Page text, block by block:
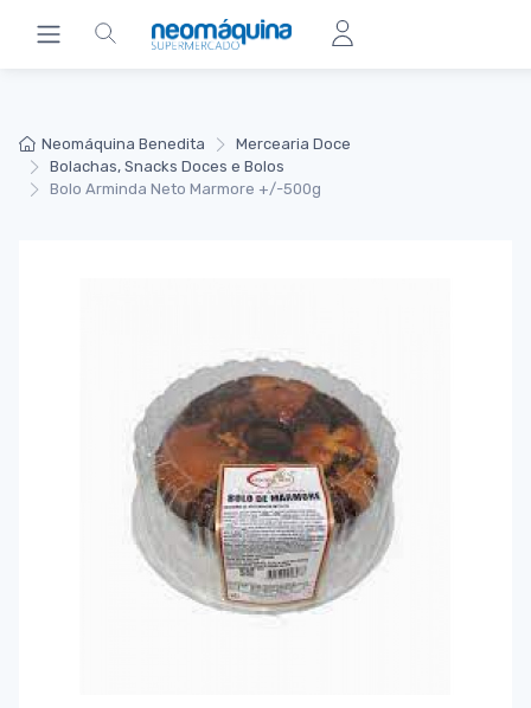
Neomáquina Benedita
Mercearia Doce
Bolachas, Snacks Doces e Bolos
Bolo Arminda Neto Marmore +/-500g